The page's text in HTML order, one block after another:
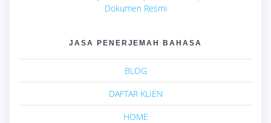
Dokumen Resmi
JASA PENERJEMAH BAHASA
BLOG
DAFTAR KLIEN
HOME